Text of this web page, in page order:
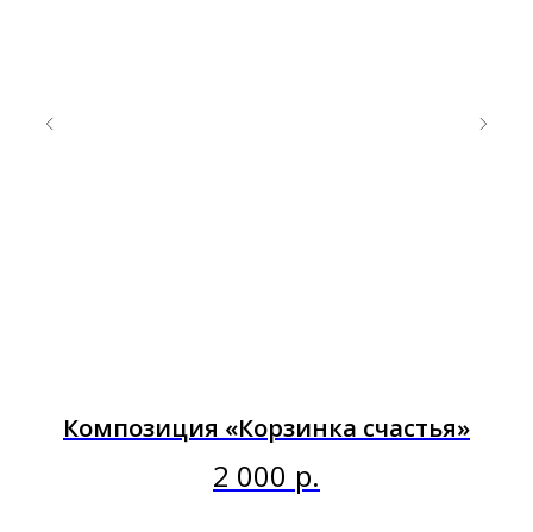
Композиция «Корзинка счастья»
2 000 р.